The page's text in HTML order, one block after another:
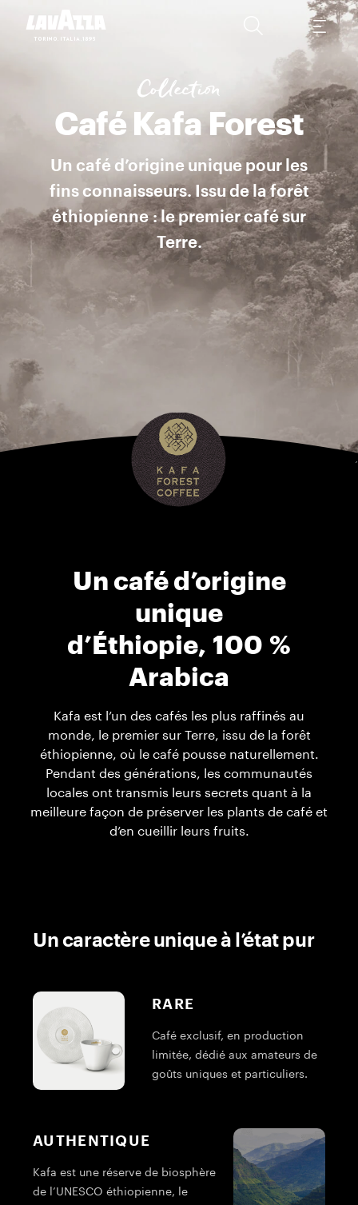
Un café d’origine unique d’Éthiopie, 100 % Arabica Kafa est
Collection
Café Kafa Forest
Un café d’origine unique pour les
fins connaisseurs. Issu de la forêt
éthiopienne : le premier café sur
Terre.
Un café d’origine
unique
d’Éthiopie, 100 %
Arabica
Kafa est l’un des cafés les plus raffinés au
monde, le premier sur Terre, issu de la forêt
éthiopienne, où le café pousse naturellement.
Pendant des générations, les communautés
locales ont transmis leurs secrets quant à la
meilleure façon de préserver les plants de café et
d’en cueillir leurs fruits.
Un caractère unique à l’état pur
RARE
Café exclusif, en production
limitée, dédié aux amateurs de
goûts uniques et particuliers.
AUTHENTIQUE
Kafa est une réserve de biosphère
de l’UNESCO éthiopienne, le